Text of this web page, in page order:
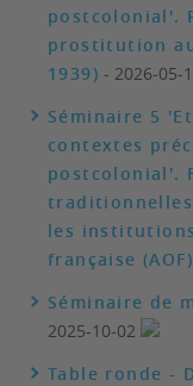
postcolonial'.
prostitution
1939) - 2026-05-
Séminaire 5
contextes
postcolonial'.
les
française
Séminaire de
2025-10-02
Table ronde -